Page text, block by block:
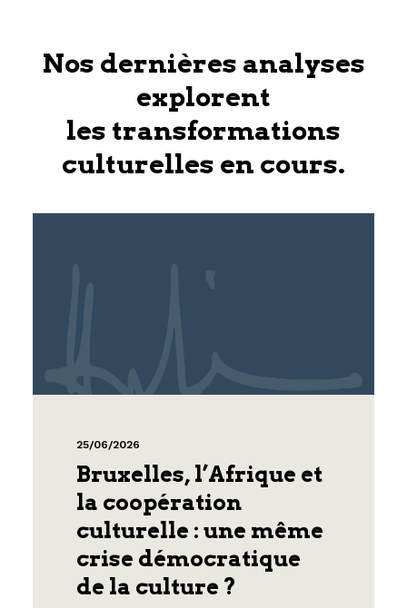
Nos dernières analyses
explorent
les transformations
culturelles en cours.
25/06/2026
Bruxelles, l’Afrique et
la coopération
culturelle : une même
crise démocratique
de la culture ?